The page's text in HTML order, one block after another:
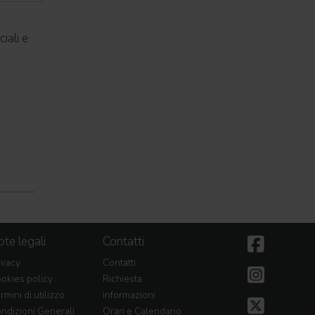
e
legali
policy
di utilizzo
Generali
Contatti
Contatti
Richiesta
informazioni
Orari e Calendario